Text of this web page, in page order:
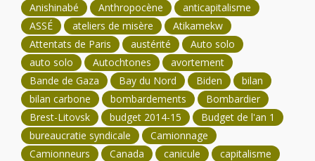
Anishinabé Anthropocène
anticapitalisme
ASSÉ
ateliers de misère
Atikamekw
Attentats de Paris
austérité
Auto solo
auto solo
Autochtones
avortement
Bande de Gaza
Bay du Nord Biden
bilan
bilan carbone
bombardements
Bombardier
Brest-Litovsk
budget 2014-15
Budget de l'an 1
bureaucratie syndicale
Camionnage
Camionneurs
Canada canicule
capitalisme